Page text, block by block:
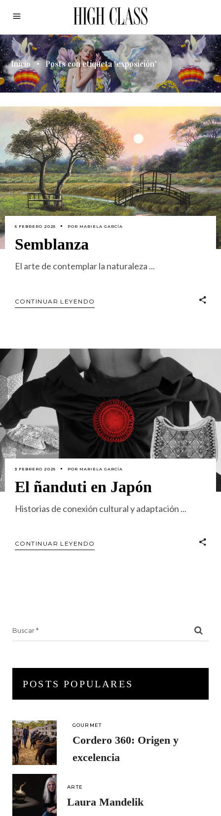
Inicio • Posts con etiqueta "exposición"
5 FEBRERO 2025 POR MARIELA GARCÍA
Semblanza
El arte de contemplar la naturaleza
CONTINUAR LEYENDO
3 FEBRERO 2025 POR MARIELA GARCÍA
El ñanduti en Japón
Historias de conexión cultural y adaptación
CONTINUAR LEYENDO
POSTS POPULARES
GOURMET
Cordero 360: Origen y
excelencia
ARTE
Laura Mandelik